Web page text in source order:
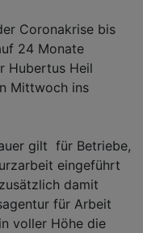
Coronakrise bis
24 Monate
Hubertus Heil
Mittwoch ins
gilt für Betriebe,
eingeführt
damit
für Arbeit
voller Höhe die